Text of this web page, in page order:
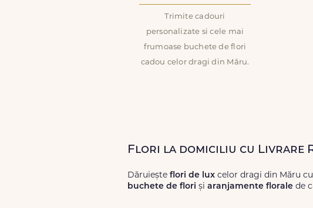
Trimite cadouri
personalizate si cele mai
frumoase buchete de flori
cadou celor dragi din Măru.
Flori la domiciliu cu Livrare
Dăruiește flori de lux celor dragi din Măru cu
buchete de flori și aranjamente florale de